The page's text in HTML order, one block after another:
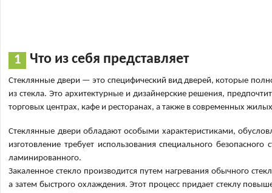
Что из себя представляет
Стеклянные двери — это специфический вид дверей, которые
из стекла. Это архитектурные и дизайнерские решения,
торговых центрах, кафе и ресторанах, а также в современных
Стеклянные двери обладают особыми характеристиками,
изготовление требует использования специального
ламинированного.
Закаленное стекло производится путем нагревания обычного
а затем быстрого охлаждения. Этот процесс придает стеклу